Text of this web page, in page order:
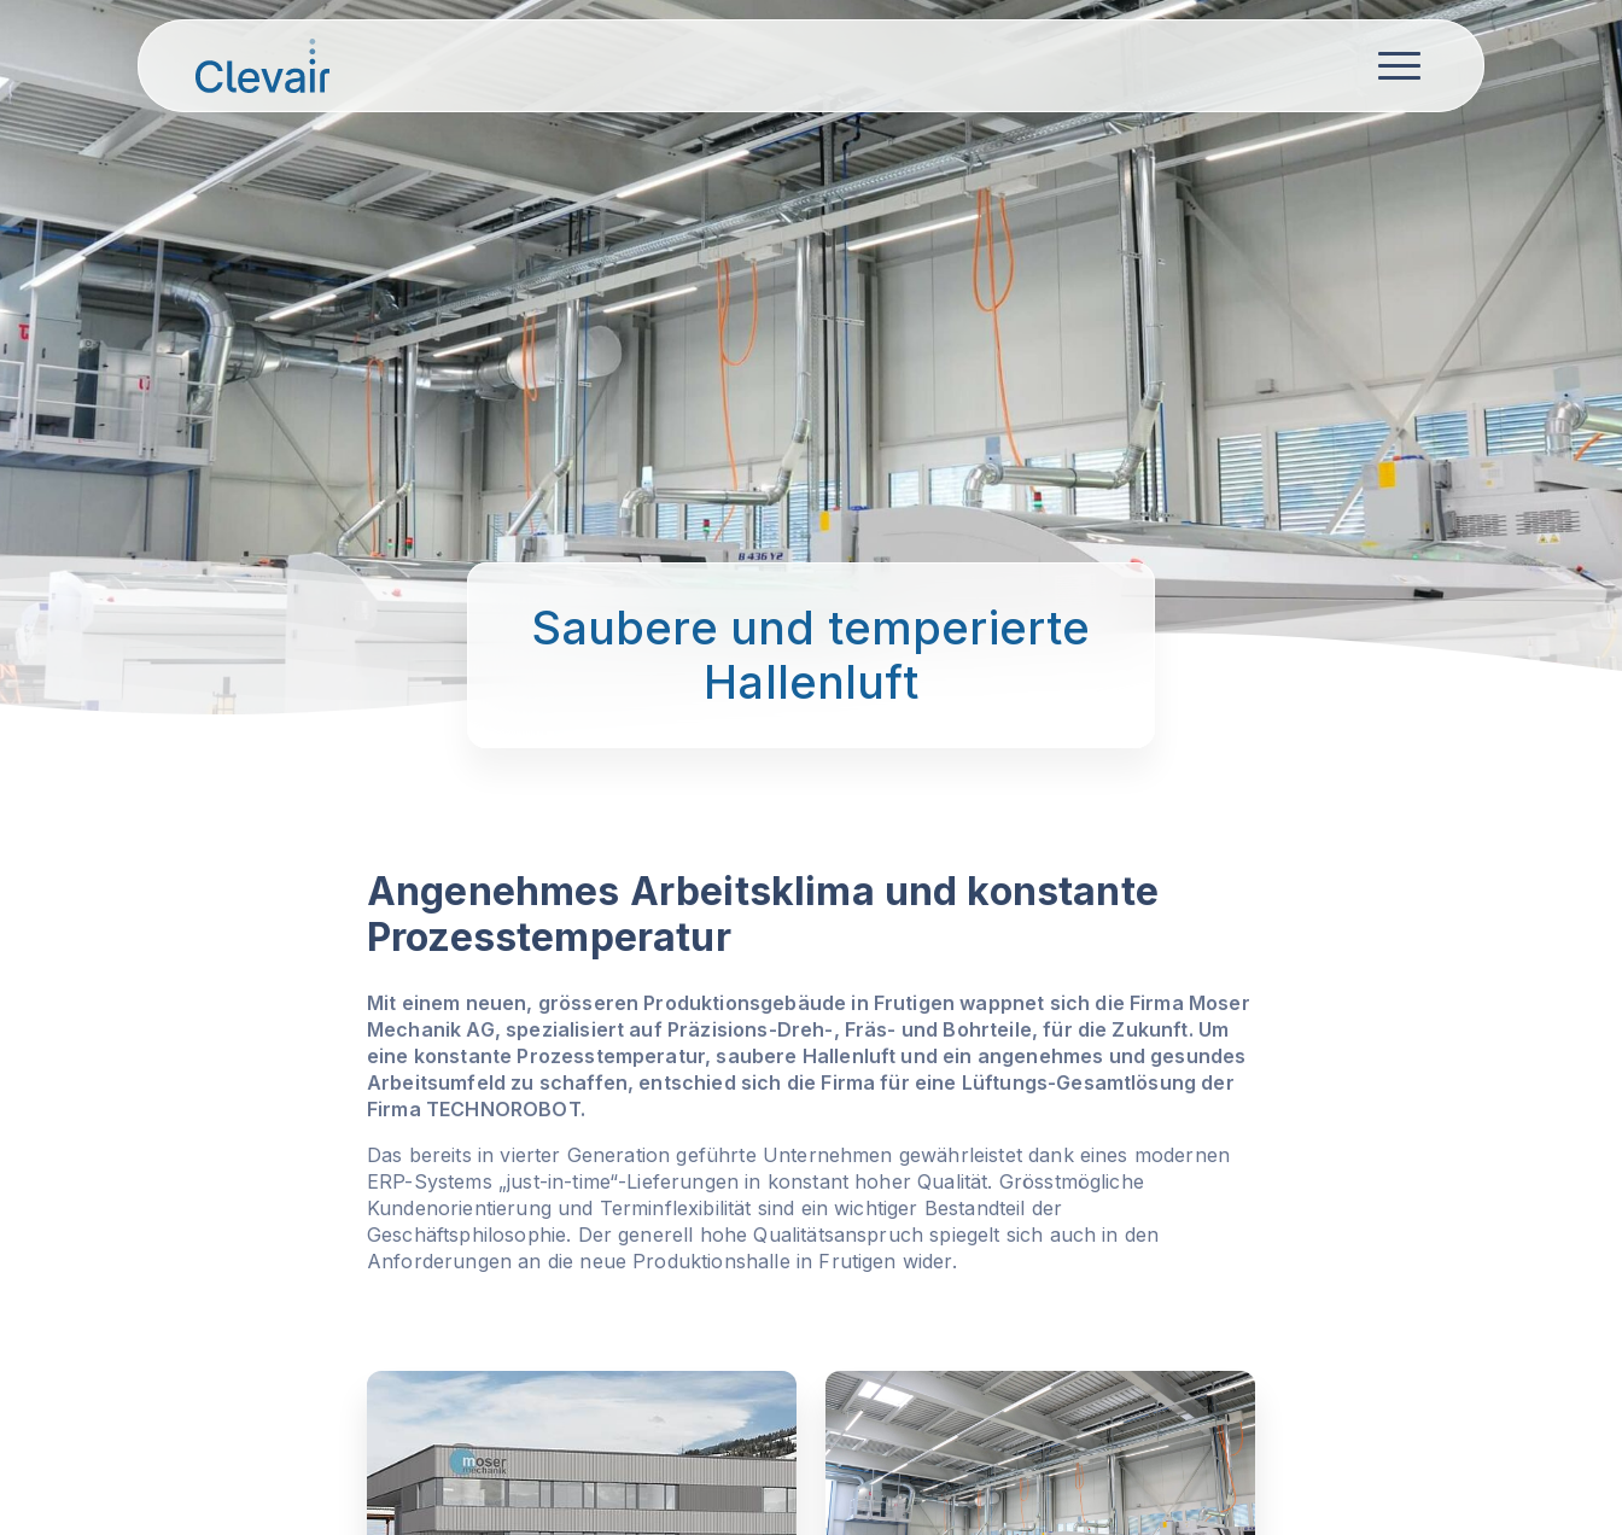
Saubere und temperierte
Hallenluft
Angenehmes Arbeitsklima und konstante
Prozesstemperatur
Mit einem neuen, grösseren Produktionsgebäude in Frutigen wappnet sich die Firma Moser
Mechanik AG, spezialisiert auf Präzisions-Dreh-, Fräs- und Bohrteile, für die Zukunft. Um
eine konstante Prozesstemperatur, saubere Hallenluft und ein angenehmes und gesundes
Arbeitsumfeld zu schaffen, entschied sich die Firma für eine Lüftungs-Gesamtlösung der
Firma TECHNOROBOT.
Das bereits in vierter Generation geführte Unternehmen gewährleistet dank eines modernen
ERP-Systems „just-in-time“-Lieferungen in konstant hoher Qualität. Grösstmögliche
Kundenorientierung und Terminflexibilität sind ein wichtiger Bestandteil der
Geschäftsphilosophie. Der generell hohe Qualitätsanspruch spiegelt sich auch in den
Anforderungen an die neue Produktionshalle in Frutigen wider.